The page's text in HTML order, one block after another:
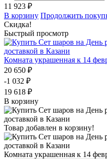
11 923 ₽
В корзину Продолжить
Скидка!
Быстрый просмотр
Комната украшенная к 14
20 650 ₽
-1 032 ₽
19 618 ₽
В корзину
Товар добавлен в корзину!
Комната украшенная к 14